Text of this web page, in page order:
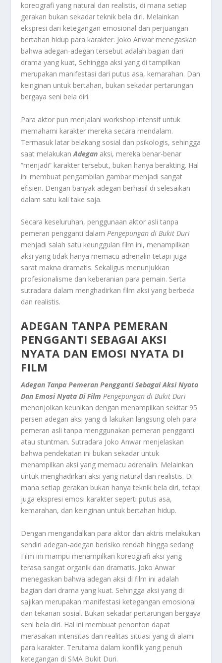
koreografi yang natural dan realistis, di mana setiap
gerakan bukan sekadar teknik bela diri. Melainkan
ekspresi dari ketegangan emosional dan perjuangan
bertahan hidup para karakter. Joko Anwar menegaskan
bahwa adegan-adegan tersebut adalah bagian dari
drama yang kuat, Sehingga aksi yang di tampilkan
merupakan manifestasi dari putus asa, kemarahan. Dan
keinginan untuk bertahan, bukan sekadar pertarungan
bergaya seni bela diri.
Para aktor pun menjalani workshop intensif untuk
memahami karakter mereka secara mendalam.
Termasuk latar belakang sosial dan psikologis, sehingga
saat melakukanAdegan aksi, mereka benar-benar
“menjadi” karakter tersebut, bukan hanya berakting. Hal
ini membuat pengambilan gambar menjadi sangat
efisien. Dengan banyak adegan berhasil di selesaikan
dalam satu kali take saja.
Secara keseluruhan, penggunaan aktor asli tanpa
pemeran pengganti dalamPengepungan di Bukit Duri
menjadi salah satu keunggulan film ini, menampilkan
aksi yang tidak hanya memacu adrenalin tetapi juga
sarat makna dramatis. Sekaligus menunjukkan
profesionalisme dan keberanian para pemain. Serta
sutradara dalam menghadirkan film aksi yang berbeda
dan realistis.
ADEGAN TANPA PEMERAN
PENGGANTI SEBAGAI AKSI
NYATA DAN EMOSI NYATA DI
FILM
Adegan Tanpa Pemeran Pengganti Sebagai Aksi Nyata
Dan Emosi Nyata Di Film Pengepungan di Bukit Duri
menonjolkan keunikan dengan menampilkan sekitar 95
persen adegan aksi yang di lakukan langsung oleh para
pemeran asli tanpa menggunakan pemeran pengganti
atau stuntman. Sutradara Joko Anwar menjelaskan
bahwa pendekatan ini bukan sekadar untuk
menampilkan aksi yang memacu adrenalin. Melainkan
untuk menghadirkan aksi yang natural dan realistis. Di
mana setiap gerakan bukan hanya teknik bela diri, tetapi
juga ekspresi emosi karakter seperti putus asa,
kemarahan, dan keinginan untuk bertahan hidup.
Dengan mengandalkan para aktor dan aktris melakukan
sendiri adegan-adegan berisiko rendah hingga sedang.
Film ini mampu menampilkan koreografi aksi yang
terasa sangat organik dan dramatis. Joko Anwar
menegaskan bahwa adegan aksi di film ini adalah
bagian dari drama yang kuat. Sehingga aksi yang di
sajikan merupakan manifestasi ketegangan emosional
dan tekanan sosial. Bukan sekadar pertarungan bergaya
seni bela diri. Hal ini membuat penonton dapat
merasakan intensitas dan realitas situasi yang di alami
para karakter. Terutama dalam konflik yang penuh
ketegangan di SMA Bukit Duri.